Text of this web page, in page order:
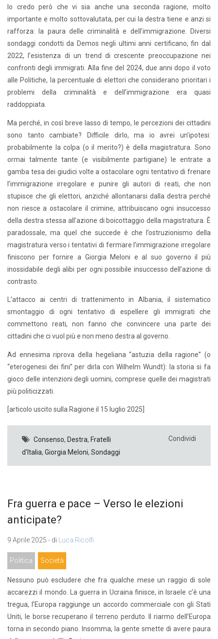
Io credo però che vi sia anche una seconda ragione, molto
importante e molto sottovalutata, per cui la destra tiene e anzi si
rafforza: la paura delle criminalità e dell’immigrazione. Diversi
sondaggi condotti da Demos negli ultimi anni certificano, fin dal
2022, l’esistenza di un trend di crescente preoccupazione nei
confronti degli immigrati. Alla fine del 2024, due anni dopo il voto
alle Politiche, la percentuale di elettori che considerano prioritari i
problemi della criminalità e dell’immigrazione era quasi
raddoppiata.
Ma perché, in così breve lasso di tempo, le percezioni dei cittadini
sono tanto cambiate? Difficile dirlo, ma io avrei un’ipotesi:
probabilmente la colpa (o il merito?) è della magistratura. Sono
ormai talmente tante (e visibilmente partigiane) le entrate a
gamba tesa dei giudici volte a ostacolare ogni tentativo di frenare
l’immigrazione irregolare e punire gli autori di reati, che non
stupisce che gli elettori, anziché allontanarsi dalla destra perché
non riesce a ostacolare il crimine, attribuiscano ogni insuccesso
della destra stessa all’azione di boicottaggio della magistratura. È
paradossale, ma quel che succede è che l’ostruzionismo della
magistratura verso i tentativi di fermare l’immigrazione irregolare
finiscono per fornire a Giorgia Meloni e al suo governo il più
inossidabile degli alibi per ogni possibile insuccesso dell’azione di
contrasto.
L’attacco ai centri di trattenimento in Albania, il sistematico
smontaggio di ogni tentativo di espellere gli immigrati che
commettono reati, non fanno che convincere una parte dei
cittadini che ci vuol più e non meno destra al governo.
Ad ennesima riprova della hegeliana “astuzia della ragione” (o
“eterogenesi dei fini” per dirla con Wilhelm Wundt): la storia si fa
gioco delle intenzioni degli uomini, comprese quelle dei magistrati
più politicizzati.
[articolo uscito sulla Ragione il 15 luglio 2025]
Consenso, Destra, Fratelli
d'Italia, Giorgia Meloni, Sondaggi
Condividi
Fra guerra e pace – Verso le elezioni
anticipate?
9 Aprile 2025 - di Luca Ricolfi
Politica Società
Nessuno può escludere che fra qualche mese un raggio di sole
accarezzi il mondo. La guerra in Ucraina finisce, in Israele c’è una
tregua, l’Europa raggiunge un accordo commerciale con gli Stati
Uniti, le borse recuperano il terreno perduto. Il riarmo dell’Europa
torna in secondo piano. Insomma, la gente smette di avere paura